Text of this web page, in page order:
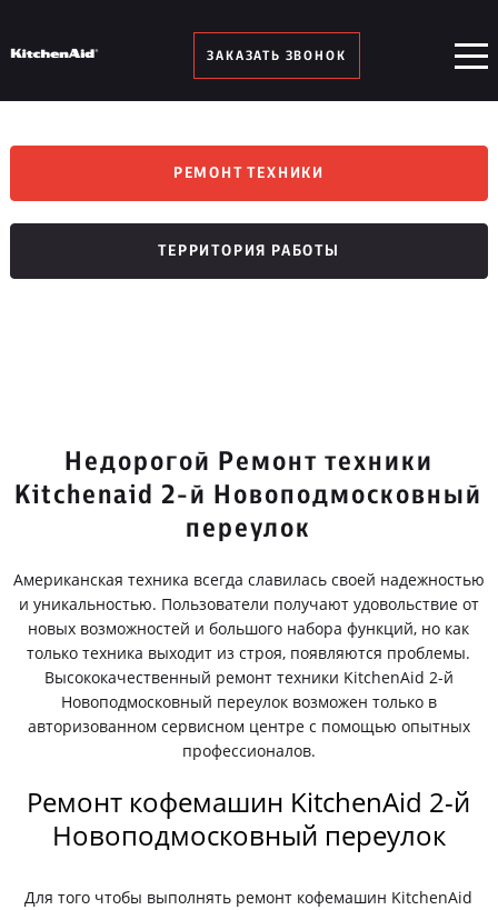
ЗАКАЗАТЬ ЗВОНОК
РЕМОНТ ТЕХНИКИ
ТЕРРИТОРИЯ РАБОТЫ
Недорогой Ремонт техники
Kitchenaid 2-й Новоподмосковный
переулок
Американская техника всегда славилась своей надежностью
и уникальностью. Пользователи получают удовольствие от
новых возможностей и большого набора функций, но как
только техника выходит из строя, появляются проблемы.
Высококачественный ремонт техники KitchenAid 2-й
Новоподмосковный переулок возможен только в
авторизованном сервисном центре с помощью опытных
профессионалов.
Ремонт кофемашин KitchenAid 2-й
Новоподмосковный переулок
Для того чтобы выполнять ремонт кофемашин KitchenAid